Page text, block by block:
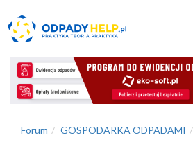
Forum GOSPODARKA ODPADAMI